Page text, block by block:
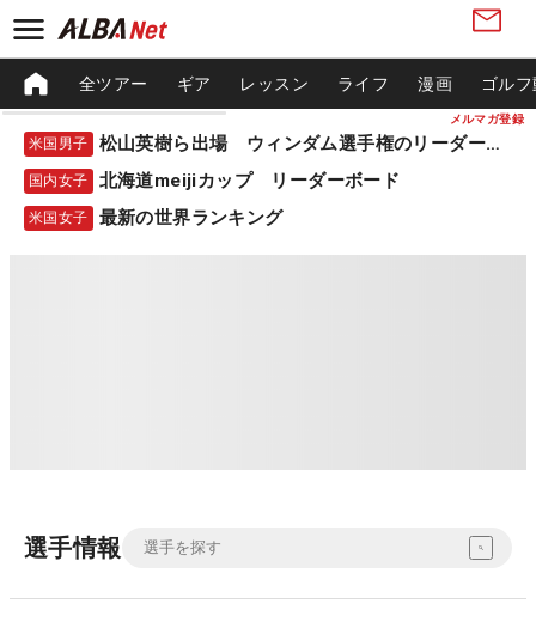
メルマガ登録
全ツアー ギア レッスン ライフ 漫画 ゴル
米国男子 松山英樹ら出場 ウィンダム選手権のリーダーボード
国内女子 北海道meijiカップ リーダーボード
米国女子 最新の世界ランキング
選手情報